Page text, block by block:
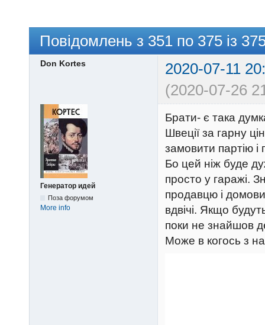
Повідомлень з 351 по 375 із
Don Kortes
2020-07-11
(2020-07-26
Генератор идей
Поза форумом
More info
Брати- є така
Швеції за гарну
замовити партію
Бо цей ніж буде
просто у гаражі.
продавцю і
вдвічі. Якщо
поки не знайшов
Може в когось з